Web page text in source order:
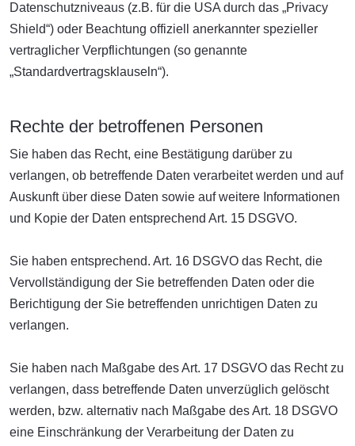
Datenschutzniveaus (z.B. für die USA durch das „Privacy
Shield“) oder Beachtung offiziell anerkannter spezieller
vertraglicher Verpflichtungen (so genannte
„Standardvertragsklauseln“).
Rechte der betroffenen Personen
Sie haben das Recht, eine Bestätigung darüber zu
verlangen, ob betreffende Daten verarbeitet werden und auf
Auskunft über diese Daten sowie auf weitere Informationen
und Kopie der Daten entsprechend Art. 15 DSGVO.
Sie haben entsprechend. Art. 16 DSGVO das Recht, die
Vervollständigung der Sie betreffenden Daten oder die
Berichtigung der Sie betreffenden unrichtigen Daten zu
verlangen.
Sie haben nach Maßgabe des Art. 17 DSGVO das Recht zu
verlangen, dass betreffende Daten unverzüglich gelöscht
werden, bzw. alternativ nach Maßgabe des Art. 18 DSGVO
eine Einschränkung der Verarbeitung der Daten zu